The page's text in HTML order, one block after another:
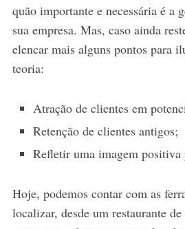
quão importante e necessária é a
sua empresa. Mas, caso ainda
elencar mais alguns pontos para
teoria:
Atração de clientes em
Retenção de clientes antigos;
Refletir uma imagem positiva
Hoje, podemos contar com as
localizar, desde um restaurante